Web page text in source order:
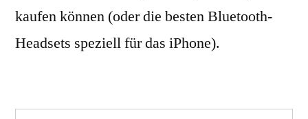
kaufen können (oder die besten Bluetooth-
Headsets speziell für das iPhone).